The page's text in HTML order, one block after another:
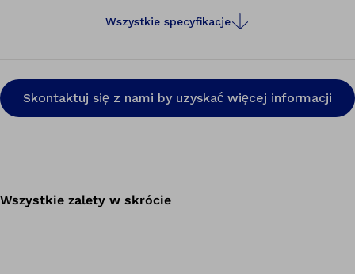
Wszystkie specyfikacje
Skontaktuj się z nami by uzyskać więcej informacji
Wszystkie zalety w skrócie